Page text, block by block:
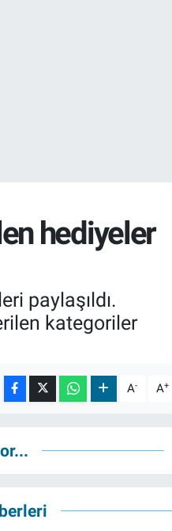
hediyeler
paylaşıldı.
kategoriler
A- A+